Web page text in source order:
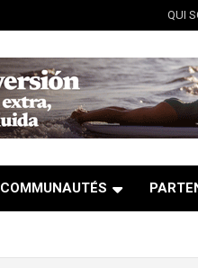
QUI
COMMUNAUTÉS